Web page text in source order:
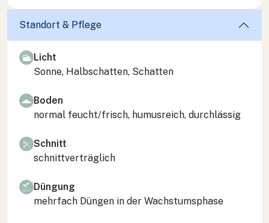
Standort & Pflege
Licht
Sonne, Halbschatten, Schatten
Boden
normal feucht/frisch, humusreich, durchlässig
Schnitt
schnittverträglich
Düngung
mehrfach Düngen in der Wachstumsphase